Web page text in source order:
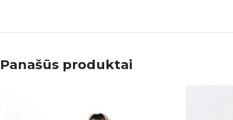
Panašūs produktai